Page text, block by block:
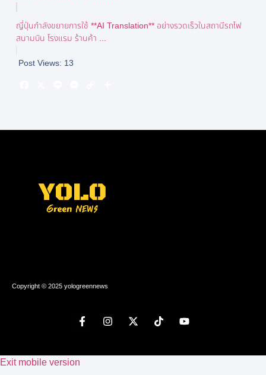
ญี่ปุ่นกำลังขยายการใช้ **AI Translation** อย่างรวดเร็วในสถานีรถไฟ
สนามบิน โรงแรม ร้านค้า ...
Post Views: 13
Copyright © 2025 yologreennews
Exit mobile version